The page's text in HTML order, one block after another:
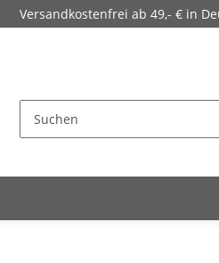
Versandkostenfrei ab 49,- € in